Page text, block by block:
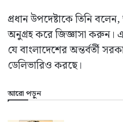
প্রধান উপদেষ্টাকে তিনি
অনুগ্রহ করে জিজ্ঞাসা করুন।
যে বাংলাদেশের অন্তর্বর্তী
ডেলিভারিও করছে।
আরো পড়ুন